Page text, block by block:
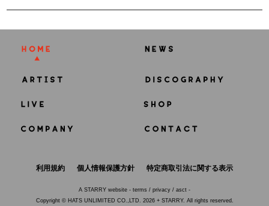
利用規約 個人情報保護方針 特定商取引法に関する表示
A STARRY website - terms / privacy / asct -
Copyright © HATS UNLIMITED CO.,LTD. 2026 + STARRY. All rights reserved.